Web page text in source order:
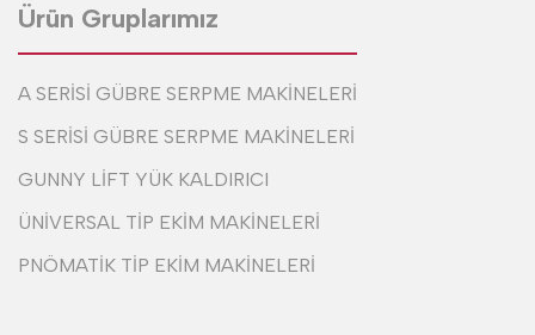
Ürün Gruplarımız
A SERİSİ GÜBRE SERPME MAKİNELERİ
S SERİSİ GÜBRE SERPME MAKİNELERİ
GUNNY LİFT YÜK KALDIRICI
ÜNİVERSAL TİP EKİM MAKİNELERİ
PNÖMATİK TİP EKİM MAKİNELERİ